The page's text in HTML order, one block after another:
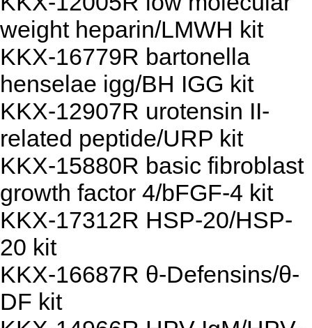
weight heparin/LMWH kit
KKX-16779R bartonella
henselae igg/BH IGG kit
KKX-12907R urotensin II-
related peptide/URP kit
KKX-15880R basic fibroblast
growth factor 4/bFGF-4 kit
KKX-17312R HSP-20/HSP-
20 kit
KKX-16687R θ-Defensins/θ-
DF kit